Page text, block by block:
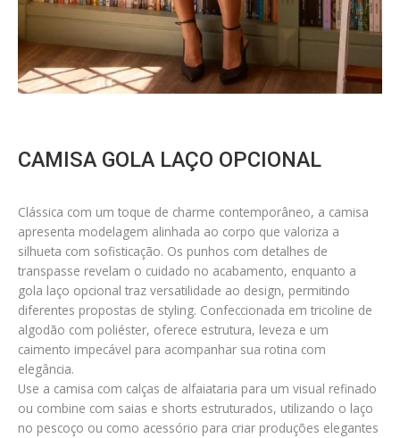
CAMISA GOLA LAÇO OPCIONAL
Clássica com um toque de charme contemporâneo, a camisa
apresenta modelagem alinhada ao corpo que valoriza a
silhueta com sofisticação. Os punhos com detalhes de
transpasse revelam o cuidado no acabamento, enquanto a
gola laço opcional traz versatilidade ao design, permitindo
diferentes propostas de styling. Confeccionada em tricoline de
algodão com poliéster, oferece estrutura, leveza e um
caimento impecável para acompanhar sua rotina com
elegância.
Use a camisa com calças de alfaiataria para um visual refinado
ou combine com saias e shorts estruturados, utilizando o laço
no pescoço ou como acessório para criar produções elegantes